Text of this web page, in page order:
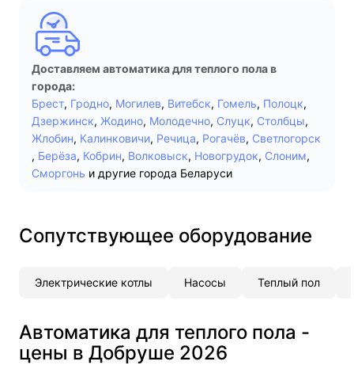
Доставляем автоматика для теплого пола в
города:
Брест, Гродно, Могилев, Витебск, Гомель, Полоцк,
Дзержинск, Жодино, Молодечно, Слуцк, Столбцы,
Жлобин, Калинковичи, Речица, Рогачёв, Светлогорск
, Берёза, Кобрин, Волковыск, Новогрудок, Слоним,
Сморгонь и другие города Беларуси
Сопутствующее оборудование
Электрические котлы Насосы Теплый пол
Автоматика для теплого пола -
цены в Добруше 2026